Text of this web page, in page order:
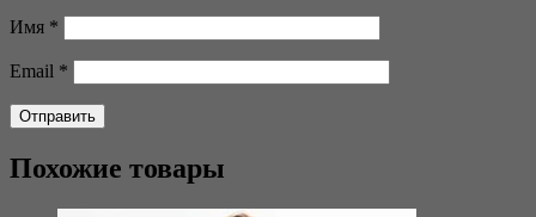
Имя *
Email *
Похожие товары